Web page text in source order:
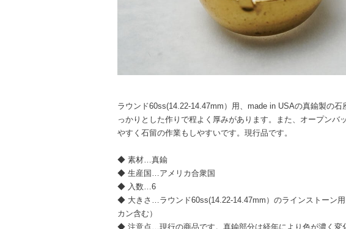
ラウンド60ss(14.22-14.47mm）用、made in USAの真鍮製の石
っかりとした作りで程よく厚みがあります。また、オープンバ
やすく石留の作業もしやすいです。現行品です。
◆ 素材…真鍮
◆ 生産国…アメリカ合衆国
◆ 入数…6
◆ 大きさ…ラウンド60ss(14.22-14.47mm）のラインストーン
カン含む）
◆ 注意点…現行の商品です。真鍮部分は経年により色が濃く変